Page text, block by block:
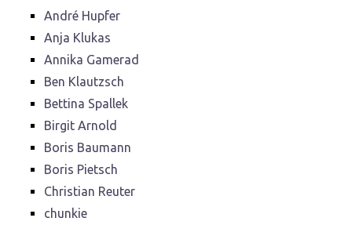
André Hupfer
Anja Klukas
Annika Gamerad
Ben Klautzsch
Bettina Spallek
Birgit Arnold
Boris Baumann
Boris Pietsch
Christian Reuter
chunkie